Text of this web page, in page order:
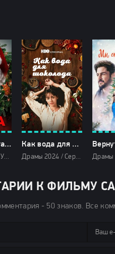
Дорогой Санта (2024)
Комедии 2024 / Ужасы 2024 / Фэнтези фильмы 2024 / Зарубежные фильмы 2024 / Фильмы осени 2024 / Последние фильмы 2024 / Фильмы 4K / Фильмы декабря 2024 / Фильмы 2024 / Новогодние фильмы / Смотреть фильмы онлайн
Как вода для шоколада (2024-2026)
Драмы 2024 / Сериалы 2024 / Новинки сериалов 2024 / Фильмы 2024 / Сериалы в озвучке HDrezka Studio / Сериалы 2026 / Фильмы 2026 / Драмы 2026 / Сериалы февраля 2026 / Смотреть фильмы онлайн
К ФИЛЬМУ
- 50 знаков. Все